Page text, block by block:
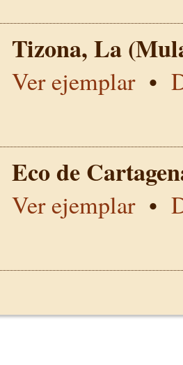
Tizona, La
Ver ejemplar•
Eco de
Ver ejemplar•